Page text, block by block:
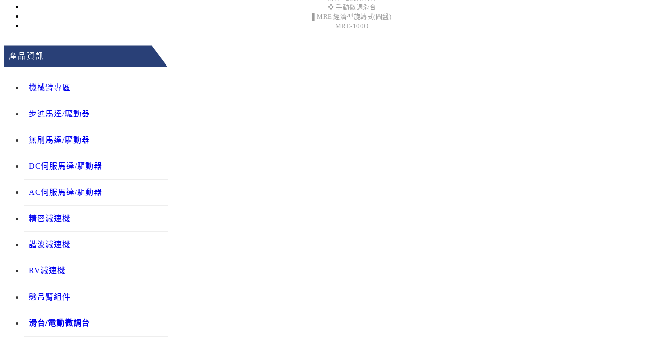
❖ 手動微調滑台
▌MRE 經濟型旋轉式(圓盤)
MRE-100O
產品資訊
機械臂專區
步進馬達/驅動器
無刷馬達/驅動器
DC伺服馬達/驅動器
AC伺服馬達/驅動器
精密減速機
諧波減速機
RV減速機
懸吊臂組件
滑台/電動微調台